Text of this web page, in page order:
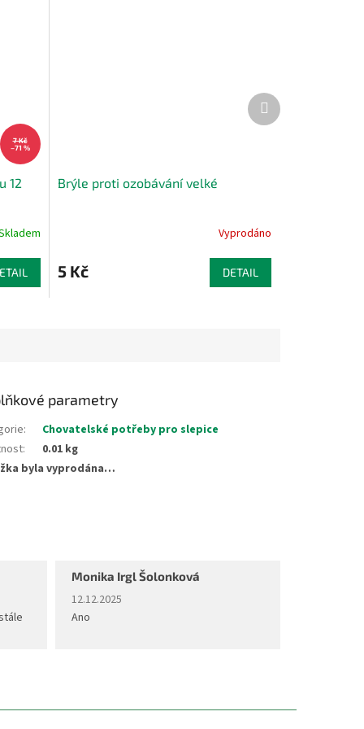
7 Kč
–71 %
12 Brýle proti ozobávání velké
Vyprodáno
5 Kč DETAIL
Další
produkt
parametry
:
Chovatelské potřeby pro slepice
:
0.01 kg
byla vyprodána…
Monika Irgl Šolonková
Hodnocení obchodu je 5 z 5 hvězdiček.
12.12.2025
Ano